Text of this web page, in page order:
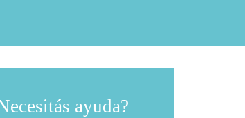
ayuda?